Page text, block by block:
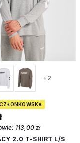
+2
113,00 zł
2.0 T-SHIRT L/S